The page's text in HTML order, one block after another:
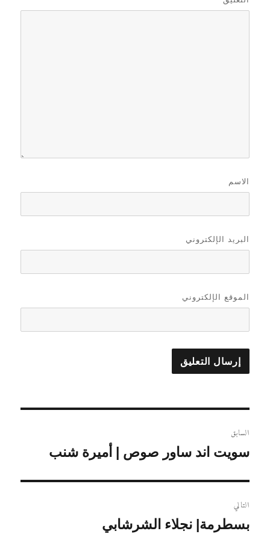
الاسم
البريد الإلكتروني
الموقع الإلكتروني
تصفّح
المقالات
السابق
المقالة
سويت اند ساور صوص | أميرة شنب
التالي
المقالة
بسطرمة| نجلاء الشرشابي